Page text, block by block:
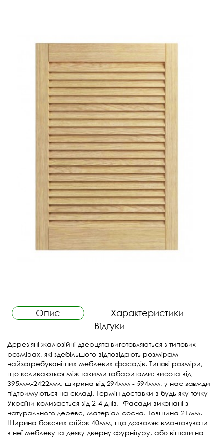
Опис
Характеристики
Відгуки
Дерев'яні жалюзійні дверцята виготовляються в типових
розмірах, які здебільшого відповідають розмірам
найзатребуваніших меблевих фасадів. Типові розміри,
що коливаються між такими габаритами: висота від
395мм-2422мм, ширина від 294мм - 594мм, у нас завжди
підтримуються на складі. Термін доставки в будь яку точку
України коливається від 2-4 днів. Фасади виконані з
натурального дерева, матеріал сосна. Товщина 21мм.
Ширина бокових стійок 40мм, що дозволяє вмонтовувати
в неї меблеву та деяку дверну фурнітуру, або вішати на